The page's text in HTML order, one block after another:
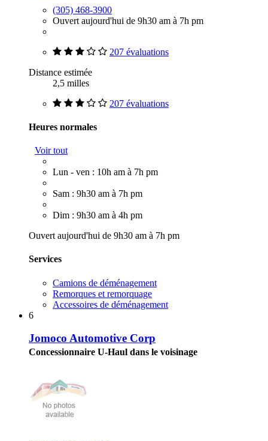
(305) 468-3900
Ouvert aujourd'hui de 9h30 am à 7h pm
207 évaluations
Distance estimée
2,5 milles
207 évaluations
Heures normales
Voir tout
Lun - ven : 10h am à 7h pm
Sam : 9h30 am à 7h pm
Dim : 9h30 am à 4h pm
Ouvert aujourd'hui de 9h30 am à 7h pm
Services
Camions de déménagement
Remorques et remorquage
Accessoires de déménagement
6
Jomoco Automotive Corp
Concessionnaire U-Haul dans le voisinage